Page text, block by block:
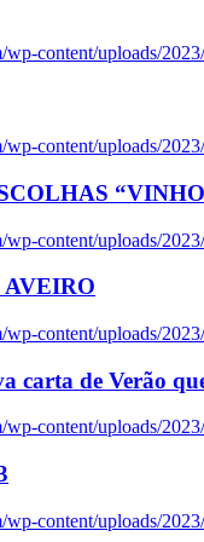
content/uploads/
content/uploads/
content/uploads/
AVEIRO
content/uploads/
carta de Verão
content/uploads/
content/uploads/